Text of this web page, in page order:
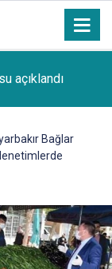
açıklandı
Bağlar